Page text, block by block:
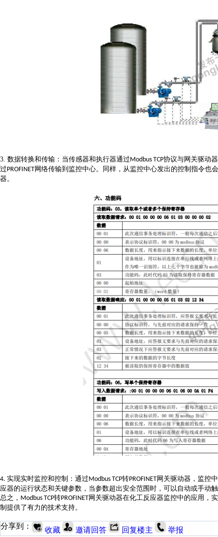
3. 数据转换和传输：当传感器和执行器通过Modbus TCP协议与网关驱动
过PROFINET网络传输到监控中心。同样，从监控中心发出的控制指令也
器。
4. 实现实时监控和控制：通过Modbus TCP转PROFINET网关驱动器，监控
应器的运行状态和关键参数，当参数超出安全范围时，可以自动或手动
总之， Modbus TCP转PROFINET网关驱动器在化工反应器监控中的应用，
制提供了有力的技术支持。
分享到： 收藏 邀请回答 回复楼主 举报